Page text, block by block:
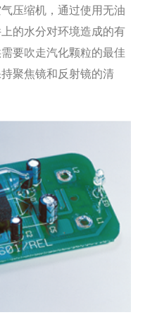
压缩机，通过使用无油
的水分对环境造成的有
要吹走汽化颗粒的最佳
聚焦镜和反射镜的清